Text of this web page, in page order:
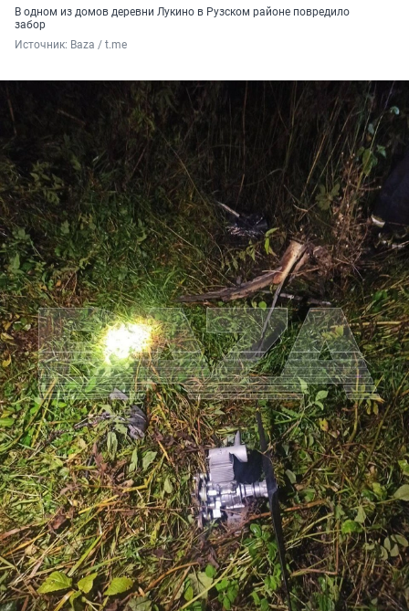
В одном из домов деревни Лукино в Рузском районе повредило
забор
Источник: Baza / t.me